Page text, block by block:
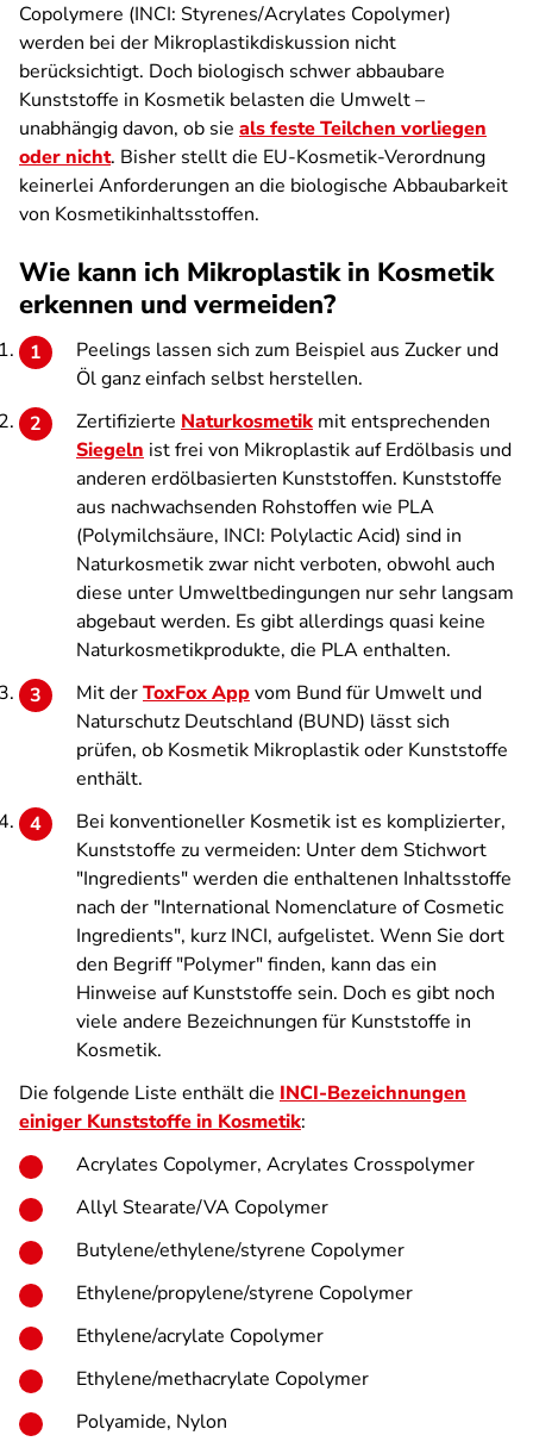
Copolymere (INCI: Styrenes/Acrylates Copolymer)
werden bei der Mikroplastikdiskussion nicht
berücksichtigt. Doch biologisch schwer abbaubare
Kunststoffe in Kosmetik belasten die Umwelt –
unabhängig davon, ob sie als feste Teilchen vorliegen
oder nicht. Bisher stellt die EU-Kosmetik-Verordnung
keinerlei Anforderungen an die biologische Abbaubarkeit
von Kosmetikinhaltsstoffen.
Wie kann ich Mikroplastik in Kosmetik
erkennen und vermeiden?
Peelings lassen sich zum Beispiel aus Zucker und
Öl ganz einfach selbst herstellen.
Zertifizierte Naturkosmetik mit entsprechenden
Siegeln ist frei von Mikroplastik auf Erdölbasis und
anderen erdölbasierten Kunststoffen. Kunststoffe
aus nachwachsenden Rohstoffen wie PLA
(Polymilchsäure, INCI: Polylactic Acid) sind in
Naturkosmetik zwar nicht verboten, obwohl auch
diese unter Umweltbedingungen nur sehr langsam
abgebaut werden. Es gibt allerdings quasi keine
Naturkosmetikprodukte, die PLA enthalten.
Mit derToxFox Appvom Bund für Umwelt und
Naturschutz Deutschland (BUND) lässt sich
prüfen, ob Kosmetik Mikroplastik oder Kunststoffe
enthält.
Bei konventioneller Kosmetik ist es komplizierter,
Kunststoffe zu vermeiden: Unter dem Stichwort
"Ingredients" werden die enthaltenen Inhaltsstoffe
nach der "International Nomenclature of Cosmetic
Ingredients", kurz INCI, aufgelistet. Wenn Sie dort
den Begriff "Polymer" finden, kann das ein
Hinweise auf Kunststoffe sein. Doch es gibt noch
viele andere Bezeichnungen für Kunststoffe in
Kosmetik.
Die folgende Liste enthält die INCI-Bezeichnungen
einiger Kunststoffe in Kosmetik:
Acrylates Copolymer, Acrylates Crosspolymer
Allyl Stearate/VA Copolymer
Butylene/ethylene/styrene Copolymer
Ethylene/propylene/styrene Copolymer
Ethylene/acrylate Copolymer
Ethylene/methacrylate Copolymer
Polyamide, Nylon